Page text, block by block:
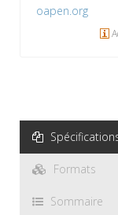
oapen.org
Formats
Sommaire